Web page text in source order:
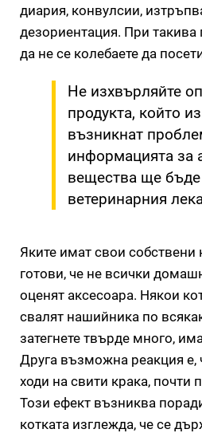
диария, конвулсии,
дезориентация. При
да не се колебаете да
Не изхвърляйте
продукта, който
възникнат
информацията за
вещества ще бъде
ветеринарния
Яките имат свои
готови, че не всички
оценят аксесоара. Някои
свалят нашийника по
затегнете твърде много,
Друга възможна реакция
ходи на свити крака, почти
Този ефект възниква
котката изглежда, че се